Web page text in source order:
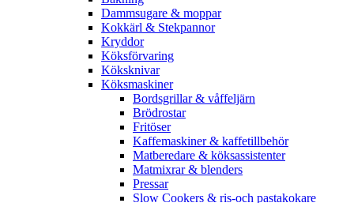
Dammsugare & moppar
Kokkärl & Stekpannor
Kryddor
Köksförvaring
Köksknivar
Köksmaskiner
Bordsgrillar & våffeljärn
Brödrostar
Fritöser
Kaffemaskiner & kaffetillbehör
Matberedare & köksassistenter
Matmixrar & blenders
Pressar
Slow Cookers & ris-och pastakokare